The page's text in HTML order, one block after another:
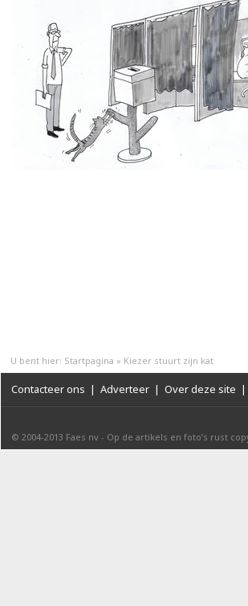
U bent hier: Startpagina » Kiezer stuurt zijn kat
Contacteer ons | Adverteer | Over deze site |
© 2004-2013 Faes nv - Op de artikels en foto’s rust